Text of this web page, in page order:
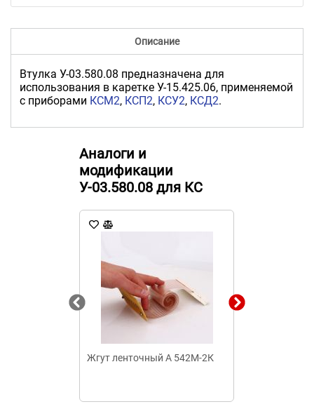
Описание
Втулка У-03.580.08 предназначена для
использования в каретке У-15.425.06, применяемой
с приборами КСМ2, КСП2, КСУ2, КСД2.
Аналоги и
модификации
У-03.580.08 для КС
Жгут ленточный А 542М-2К